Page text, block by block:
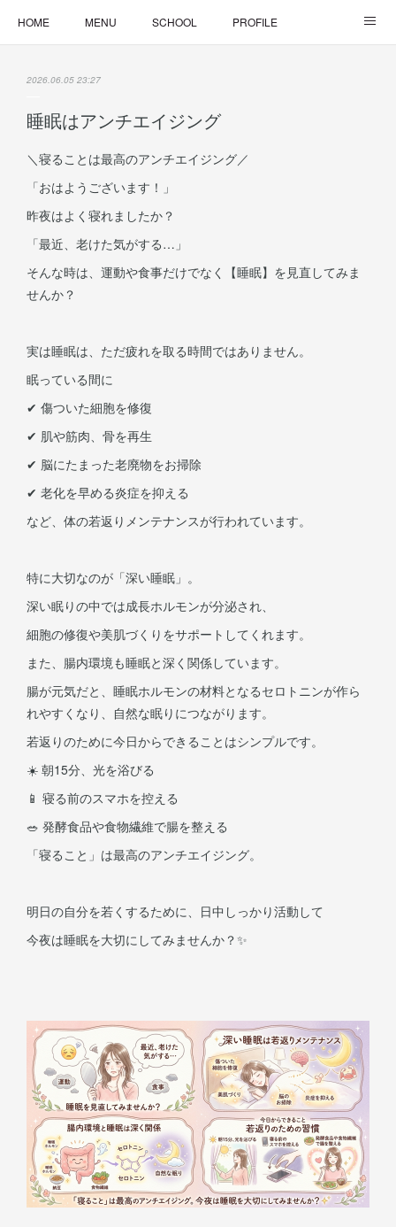
HOME MENU SCHOOL PROFILE
2026.06.05 23:27
睡眠はアンチエイジング
＼寝ることは最高のアンチエイジング／
「おはようございます！」
昨夜はよく寝れましたか？
「最近、老けた気がする…」
そんな時は、運動や食事だけでなく【睡眠】を見直してみま
せんか？
実は睡眠は、ただ疲れを取る時間ではありません。
眠っている間に
✔ 傷ついた細胞を修復
✔ 肌や筋肉、骨を再生
✔ 脳にたまった老廃物をお掃除
✔ 老化を早める炎症を抑える
など、体の若返りメンテナンスが行われています。
特に大切なのが「深い睡眠」。
深い眠りの中では成長ホルモンが分泌され、
細胞の修復や美肌づくりをサポートしてくれます。
また、腸内環境も睡眠と深く関係しています。
腸が元気だと、睡眠ホルモンの材料となるセロトニンが作ら
れやすくなり、自然な眠りにつながります。
若返りのために今日からできることはシンプルです。
☀️ 朝15分、光を浴びる
📱 寝る前のスマホを控える
🥗 発酵食品や食物繊維で腸を整える
「寝ること」は最高のアンチエイジング。
明日の自分を若くするために、日中しっかり活動して
今夜は睡眠を大切にしてみませんか？✨